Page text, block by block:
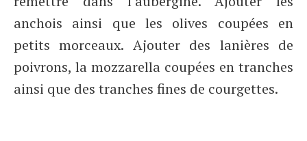
anchois ainsi que les olives coupées en
petits morceaux. Ajouter des lanières de
poivrons, la mozzarella coupées en tranches
ainsi que des tranches fines de courgettes.